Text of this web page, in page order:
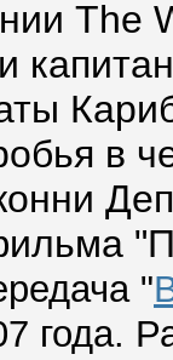
The
в
"
года.